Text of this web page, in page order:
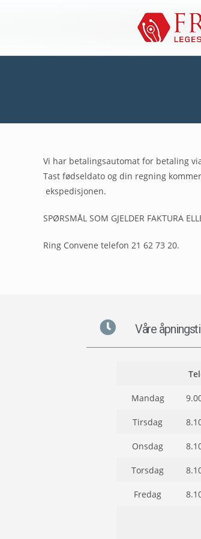
Vi har betalingsautomat for betaling
Tast fødseldato og din regning
ekspedisjonen.
SPØRSMÅL SOM GJELDER FAKTURA
Ring Convene telefon 21 62 73 20.
Våre
Mandag
Tirsdag
Onsdag
Torsdag
Fredag